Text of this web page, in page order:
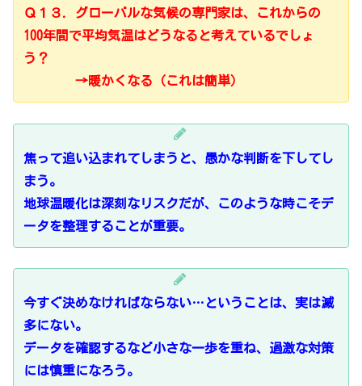
Ｑ１３．グローバルな気候の専門家は、これからの
100年間で平均気温はどうなると考えているでしょ
う？
→暖かくなる（これは簡単）
焦って追い込まれてしまうと、愚かな判断を下してし
まう。
地球温暖化は深刻なリスクだが、このような時こそデ
ータを整理することが重要。
今すぐ決めなければならない…ということは、実は滅
多にない。
データを確認するなど小さな一歩を重ね、過激な対策
には慎重になろう。